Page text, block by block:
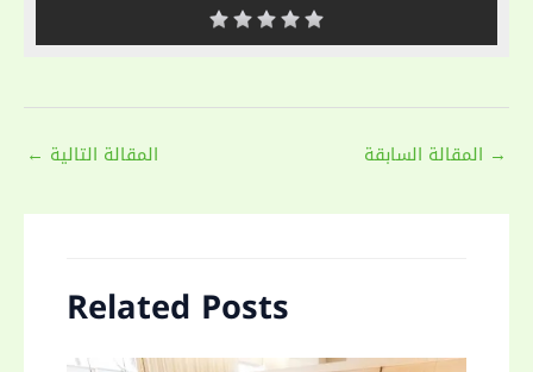
Post
→ المقالة السابقة المقالة التالية ←
Related Posts